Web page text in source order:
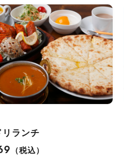
リランチ
（税込）